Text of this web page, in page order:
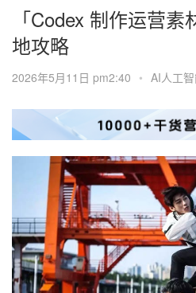
广告 元宇宙 房地产
Soul 360 百度 搜狗
美图
Tiktok
卖货 脚本 话术 电商
涨粉
数据 拉新 活动 用户
元宇宙 跨境
「Codex 制作运营
地攻略
2026年5月11日 pm2:40 • AI人工